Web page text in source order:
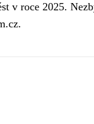
v roce 2025.
.